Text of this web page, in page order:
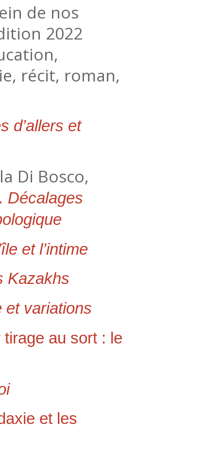
de nos
2022
récit, roman,
d’allers et
Di Bosco,
Décalages
et l’intime
Kazakhs
et variations
au sort : le
et les